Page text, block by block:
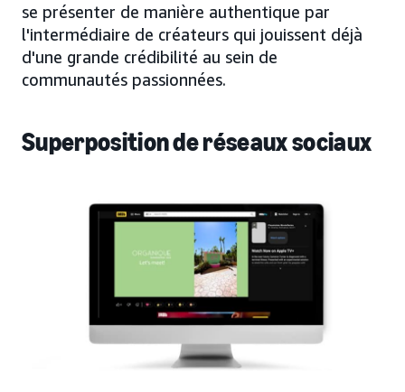
se présenter de manière authentique par
l'intermédiaire de créateurs qui jouissent déjà
d'une grande crédibilité au sein de
communautés passionnées.
Superposition de réseaux sociaux